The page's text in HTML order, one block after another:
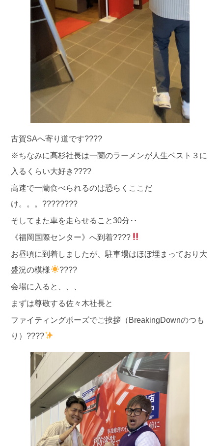
古賀SAへ寄り道です????
※ちなみに髙杉社長は一蘭のラーメンが人生ベスト３に
入るくらい大好き????
高速で一蘭食べられるのは恐らくここだ
け。。。????????
そしてまた車を走らせること30分‥
《福岡国際センター》へ到着????
お昼頃に到着しましたが、駐車場はほぼ埋まっており大
盛況の模様
????
会場に入ると、、、
まずは尊敬する佐々木社長と
ファイティングポーズでご挨拶（BreakingDownのつも
り）????